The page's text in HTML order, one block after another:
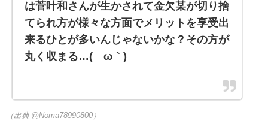
は菅叶和さんが生かされて金欠某が切り捨
てられ方が様々な方面でメリットを享受出
来るひとが多いんじゃないかな？その方が
丸く収まる…(´ω｀)
（出典 @Noma78990800）